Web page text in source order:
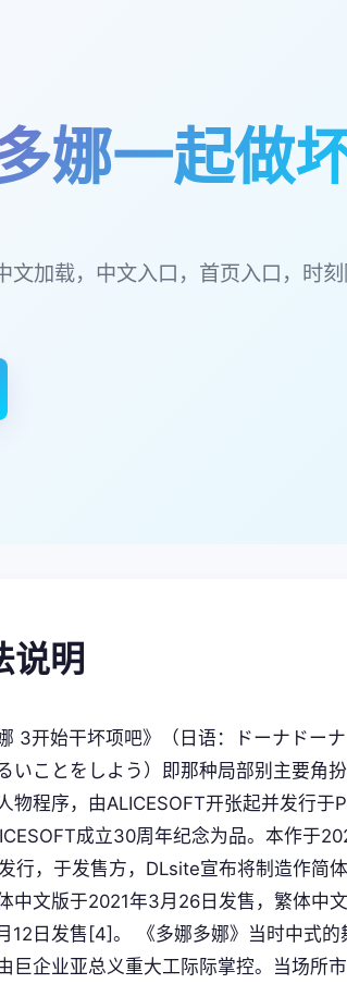
娜一起做
文加载，中文入口，首页入口，时
说明
3开始干坏项吧》（日语：ドーナドー
いことをしよう）即那种局部别主要角
物程序，由ALICESOFT开张起并发行于
成立30周年纪念为品。本作于
行，于发售方，DLsite宣布将制造作简
中文版于2021年3月26日发售，繁体中
12日发售[4]。 《多娜多娜》当时中式的
巨企业亚总义重大工际际掌控。当场所